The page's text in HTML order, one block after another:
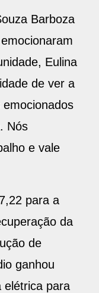
Barboza
Eulina
de ver a
Nós
e vale
para a
da
de
ganhou
elétrica para